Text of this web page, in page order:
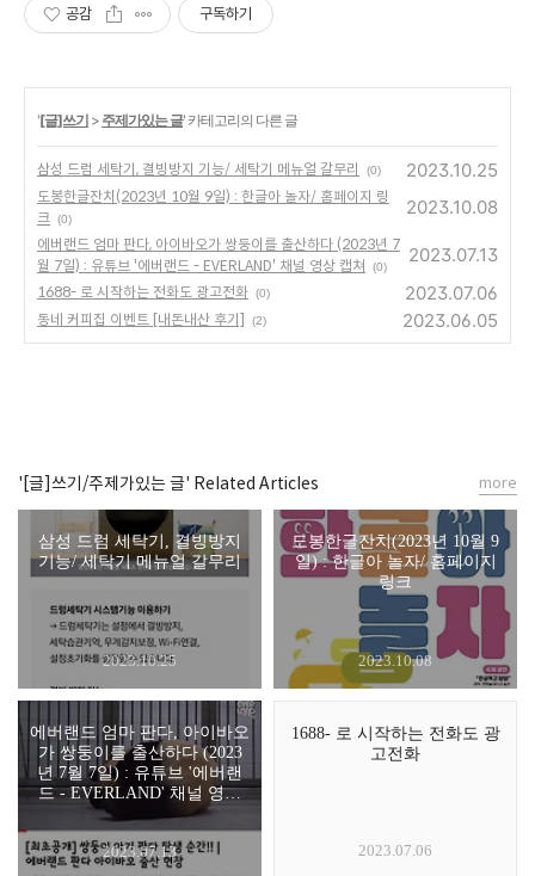
공감 구독하기
'[글]쓰기 > 주제가있는 글' 카테고리의 다른 글
삼성 드럼 세탁기, 결빙방지 기능/ 세탁기 메뉴얼 갈무리 (0) 2023.10.25
도봉한글잔치(2023년 10월 9일) : 한글아 놀자/ 홈페이지 링
크 (0)
2023.10.08
에버랜드 엄마 판다, 아이바오가 쌍둥이를 출산하다 (2023년 7
월 7일) : 유튜브 '에버랜드 - EVERLAND' 채널 영상 캡쳐
(0)
2023.07.13
1688- 로 시작하는 전화도 광고전화 (0) 2023.07.06
동네 커피집 이벤트 [내돈내산 후기] (2) 2023.06.05
'[글]쓰기/주제가있는 글' Related Articles
삼성 드럼 세탁기, 결빙방지
기능/ 세탁기 메뉴얼 갈무리
2023.10.25
도봉한글잔치(2023년 10월 9
일) : 한글아 놀자/ 홈페이지
링크
2023.10.08
에버랜드 엄마 판다, 아이바오
가 쌍둥이를 출산하다 (2023
년 7월 7일) : 유튜브 '에버랜
드 - EVERLAND' 채널 영상
2023.07.13
1688- 로 시작하는 전화도 광
고전화
2023.07.06
more